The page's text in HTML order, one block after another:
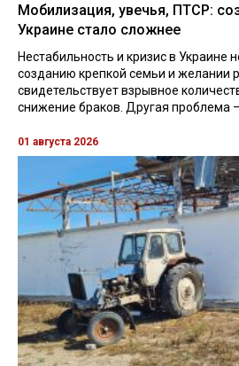
Мобилизация, увечья, ПТСР:
Украине стало сложнее
Нестабильность и кризис в Украине
созданию крепкой семьи и желании
свидетельствует взрывное
снижение браков. Другая проблема –
01 августа 2026